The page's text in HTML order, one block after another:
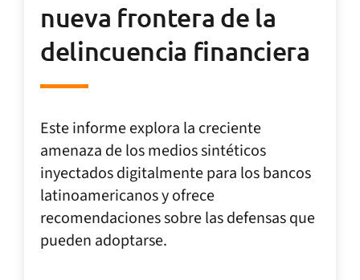
nueva frontera de la
delincuencia financiera
Este informe explora la creciente
amenaza de los medios sintéticos
inyectados digitalmente para los bancos
latinoamericanos y ofrece
recomendaciones sobre las defensas que
pueden adoptarse.